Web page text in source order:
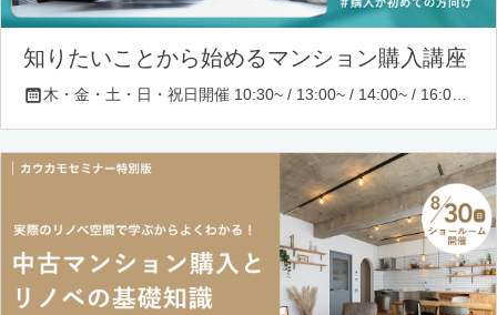
知りたいことから始めるマンション購入講座
木・金・土・日・祝日開催 10:30~ / 13:00~ / 14:00~ / 16:00~ / 17:00~/ 18:30~/ 19:30~